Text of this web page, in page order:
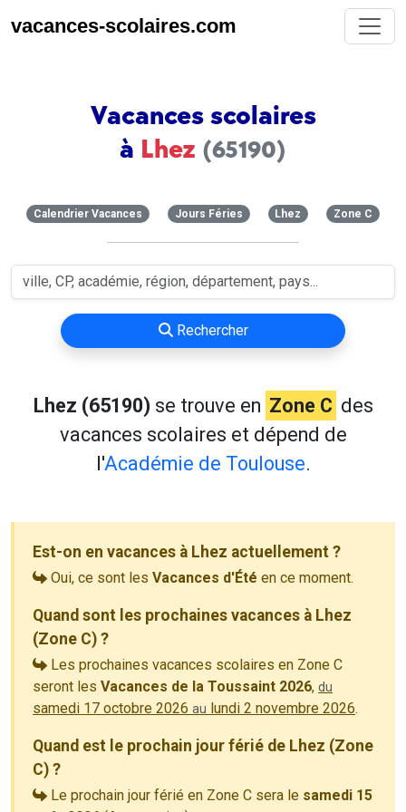
vacances-scolaires.com
Vacances scolaires
à Lhez (65190)
Calendrier Vacances Jours Féries Lhez Zone C
Rechercher
Lhez (65190) se trouve en Zone C des
vacances scolaires et dépend de
l'Académie de Toulouse.
Est-on en vacances à Lhez actuellement ?
Oui, ce sont les Vacances d'Été en ce moment.
Quand sont les prochaines vacances à Lhez
(Zone C) ?
Les prochaines vacances scolaires en Zone C
seront les Vacances de la Toussaint 2026, du
samedi 17 octobre 2026 au lundi 2 novembre 2026.
Quand est le prochain jour férié de Lhez (Zone
C) ?
Le prochain jour férié en Zone C sera le samedi 15